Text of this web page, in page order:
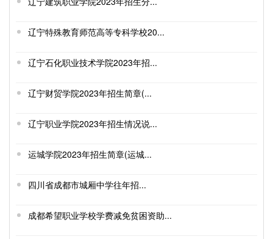
辽宁特殊教育师范高等专科学校20...
辽宁石化职业技术学院2023年招...
辽宁财贸学院2023年招生简章(...
辽宁职业学院2023年招生情况说...
运城学院2023年招生简章(运城...
四川省成都市城厢中学往年招...
成都希望职业学校学费减免贫困资助...